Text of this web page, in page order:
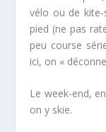
vélo ou de
pied (ne pas
peu course
ici, on «
Le week-end,
on y skie.